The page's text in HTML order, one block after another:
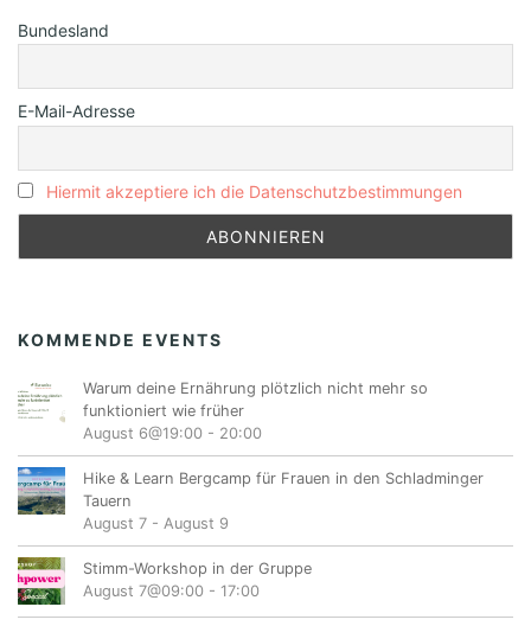
Bundesland
E-Mail-Adresse
Hiermit akzeptiere ich die Datenschutzbestimmungen
KOMMENDE EVENTS
Warum deine Ernährung plötzlich nicht mehr so
funktioniert wie früher
August 6@19:00 - 20:00
Hike & Learn Bergcamp für Frauen in den Schladminger
Tauern
August 7 - August 9
Stimm-Workshop in der Gruppe
August 7@09:00 - 17:00